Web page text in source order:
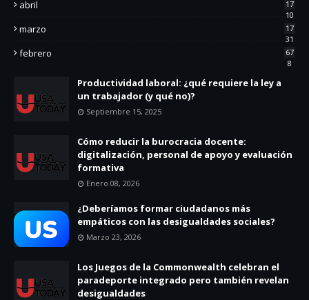
abril
17
10
marzo
17
31
febrero
67
8
Productividad laboral: ¿qué requiere la ley a
un trabajador (y qué no)?
Septiembre 15, 2025
Cómo reducir la burocracia docente:
digitalización, personal de apoyo y evaluación
formativa
Enero 08, 2026
¿Deberíamos formar ciudadanos más
empáticos con las desigualdades sociales?
Marzo 23, 2026
Los Juegos de la Commonwealth celebran el
paradeporte integrado pero también revelan
desigualdades